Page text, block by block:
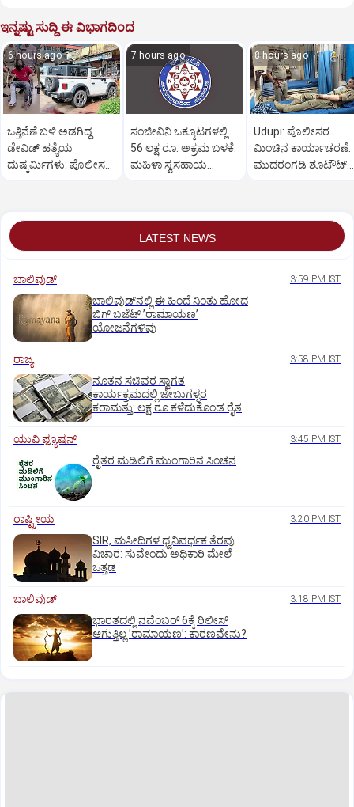
ಇನ್ನಷ್ಟು ಸುದ್ದಿ ಈ ವಿಭಾಗದಿಂದ
6 hours ago
ಒತ್ತಿನೆಣೆ ಬಳಿ ಅಡಗಿದ್ದ
ಡೇವಿಡ್‌ ಹತ್ಯೆಯ
ದುಷ್ಕರ್ಮಿಗಳು: ಪೊಲೀಸರ
7 hours ago
ಸಂಜೀವಿನಿ ಒಕ್ಕೂಟಗಳಲ್ಲಿ
56 ಲಕ್ಷ ರೂ. ಅಕ್ರಮ ಬಳಕೆ:
ಮಹಿಳಾ ಸ್ವಸಹಾಯ
8 hours ago
Udupi: ಪೊಲೀಸರ
ಮಿಂಚಿನ ಕಾರ್ಯಾಚರಣೆ:
ಮುದರಂಗಡಿ ಶೂಟೌಟ್‌
LATEST NEWS
ಬಾಲಿವುಡ್‌ 3:59 PM IST
ಬಾಲಿವುಡ್‌ನಲ್ಲಿ ಈ ಹಿಂದೆ ನಿಂತು ಹೋದ
ಬಿಗ್‌ ಬಜೆಟ್ ʼರಾಮಾಯಣʼ‌
ಯೋಜನೆಗಳಿವು
ರಾಜ್ಯ 3:58 PM IST
ನೂತನ ಸಚಿವರ ಸ್ವಾಗತ
ಕಾರ್ಯಕ್ರಮದಲ್ಲಿ ಜೇಬುಗಳ್ಳರ
ಕರಾಮತ್ತು: ಲಕ್ಷ ರೂ.ಕಳೆದುಕೊಂಡ ರೈತ
ಯುವಿ ಫ್ಯೂಷನ್ 3:45 PM IST
ರೈತರ ಮಡಿಲಿಗೆ ಮುಂಗಾರಿನ ಸಿಂಚನ
ರಾಷ್ಟ್ರೀಯ 3:20 PM IST
SIR, ಮಸೀದಿಗಳ ಧ್ವನಿವರ್ಧಕ ತೆರವು
ವಿಚಾರ: ಸುವೇಂದು ಅಧಿಕಾರಿ ಮೇಲೆ
ಒತ್ತಡ
ಬಾಲಿವುಡ್‌ 3:18 PM IST
ಭಾರತದಲ್ಲಿ ನವೆಂಬರ್‌ 6ಕ್ಕೆ ರಿಲೀಸ್‌
ಆಗುತ್ತಿಲ್ಲ ʼರಾಮಾಯಣʼ: ಕಾರಣವೇನು?